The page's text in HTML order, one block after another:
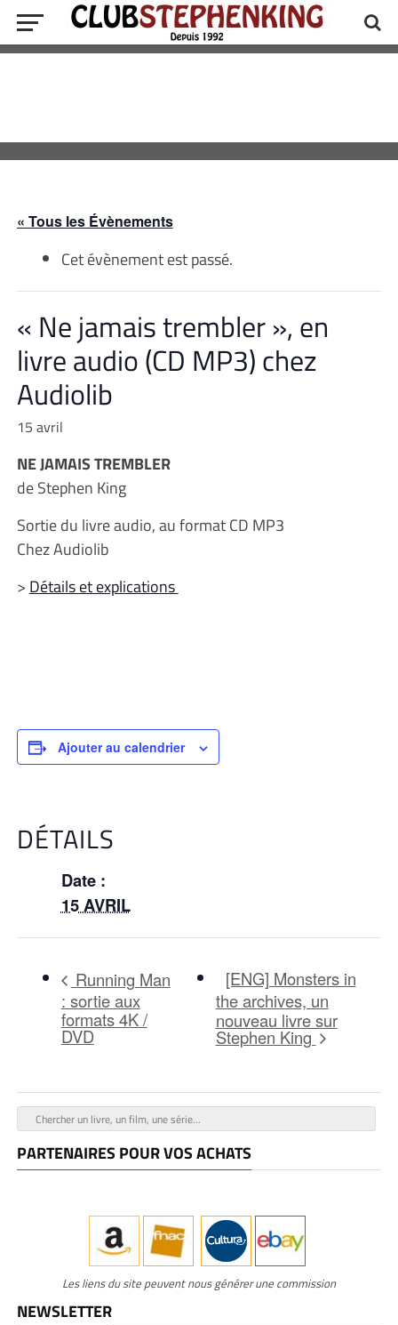
« Tous les Évènements
Cet évènement est passé.
« Ne jamais trembler », en
livre audio (CD MP3) chez
Audiolib
15 avril
NE JAMAIS TREMBLER
de Stephen King
Sortie du livre audio, au format CD MP3
Chez Audiolib
> Détails et explications
Ajouter au calendrier
DÉTAILS
Date :
15 AVRIL
Running Man
: sortie aux
formats 4K /
DVD
[ENG] Monsters in
the archives, un
nouveau livre sur
Stephen King
PARTENAIRES POUR VOS ACHATS
Les liens du site peuvent nous générer une commission
NEWSLETTER